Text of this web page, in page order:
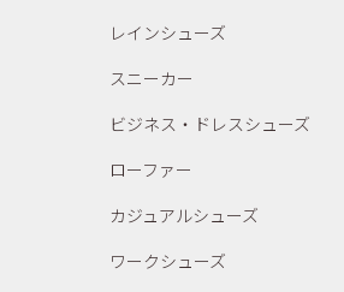
レインシューズ
スニーカー
ビジネス・ドレスシューズ
ローファー
カジュアルシューズ
ワークシューズ